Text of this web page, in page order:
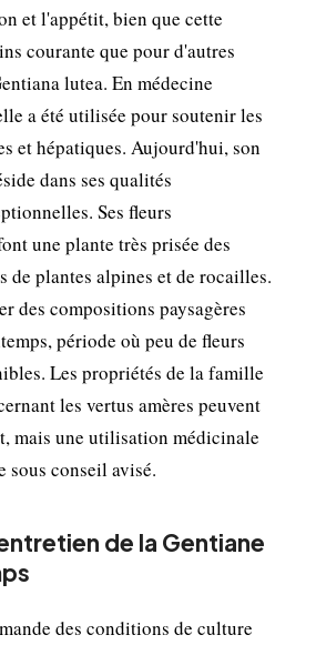
et l'appétit, bien que cette
courante que pour d'autres
lutea. En médecine
a été utilisée pour soutenir les
et hépatiques. Aujourd'hui, son
dans ses qualités
Ses fleurs
une plante très prisée des
de plantes alpines et de rocailles.
des compositions paysagères
période où peu de fleurs
Les propriétés de la famille
les vertus amères peuvent
mais une utilisation médicinale
sous conseil avisé.
de la Gentiane
des conditions de culture